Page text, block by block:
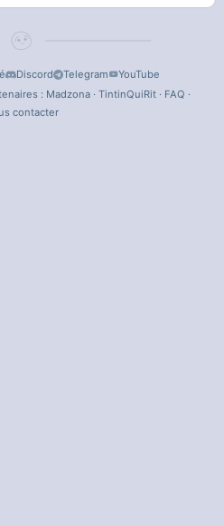
Discord Telegram
YouTube
: Madzona· TintinQuiRit· FAQ ·
contacter